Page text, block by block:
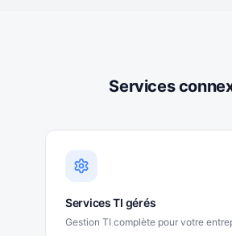
Services
Services TI gérés
Gestion TI complète pour votre